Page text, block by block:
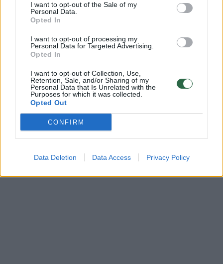
I want to opt-out of the Sale of my
Personal Data.
Opted In
I want to opt-out of processing my
Personal Data for Targeted Advertising.
Opted In
I want to opt-out of Collection, Use,
Retention, Sale, and/or Sharing of my
Personal Data that Is Unrelated with the
Purposes for which it was collected.
Opted Out
CONFIRM
Data Deletion Data Access Privacy Policy
Lietuvoje sulaikytas šnipinėjimu įtariamas Rusijos
pilietis
Žinios | Lietuvos diena